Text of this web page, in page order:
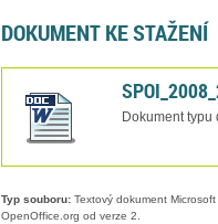
DOKUMENT KE STAŽENÍ
Dokument typu
Typ souboru:Textový dokument
OpenOffice.org od verze 2.